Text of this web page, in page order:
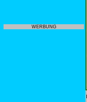
WERBUNG